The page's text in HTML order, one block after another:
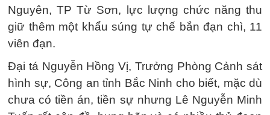
Nguyên, TP Từ Sơn, lực lượng chức năng thu
giữ thêm một khẩu súng tự chế bắn đạn chì, 11
viên đạn.
Đại tá Nguyễn Hồng Vị, Trưởng Phòng Cảnh sát
hình sự, Công an tỉnh Bắc Ninh cho biết, mặc dù
chưa có tiền án, tiền sự nhưng Lê Nguyễn Minh